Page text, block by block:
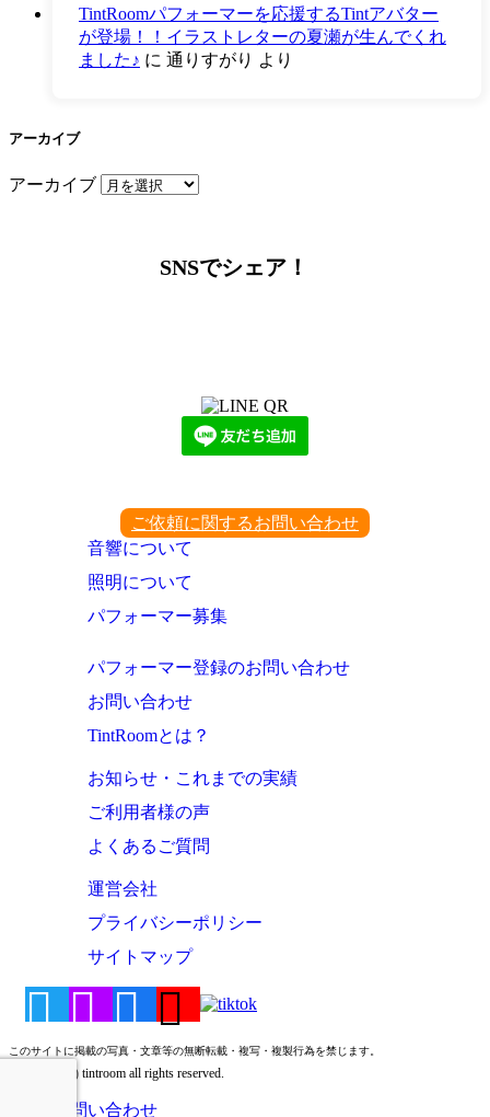
TintRoomパフォーマーを応援するTintアバター
が登場！！イラストレターの夏瀬が生んでくれ
ました♪ に 通りすがり より
アーカイブ
アーカイブ
SNSでシェア！
ご依頼に関するお問い合わせ
音響について
照明について
パフォーマー募集
パフォーマー登録のお問い合わせ
お問い合わせ
TintRoomとは？
お知らせ・これまでの実績
ご利用者様の声
よくあるご質問
運営会社
プライバシーポリシー
サイトマップ
このサイトに掲載の写真・文章等の無断転載・複写・複製行為を禁じます。
Copyright (c) tintroom all rights reserved.
お問い合わせ